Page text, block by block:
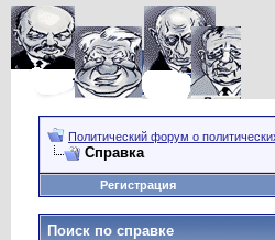
Политический форум о
Справка
Регистрация
Поиск по справке